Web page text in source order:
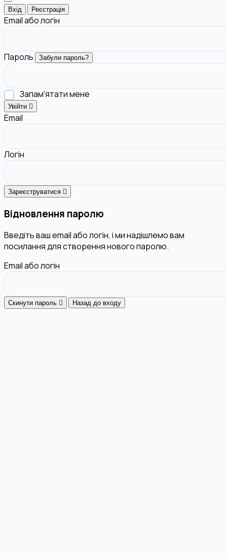
Вхід Реєстрація
Email або логін
Пароль Забули пароль?
Запам'ятати мене
Увійти
Email
Логін
Зареєструватися
Відновлення паролю
Введіть ваш email або логін, і ми надішлемо вам
посилання для створення нового паролю.
Email або логін
Скинути пароль Назад до входу